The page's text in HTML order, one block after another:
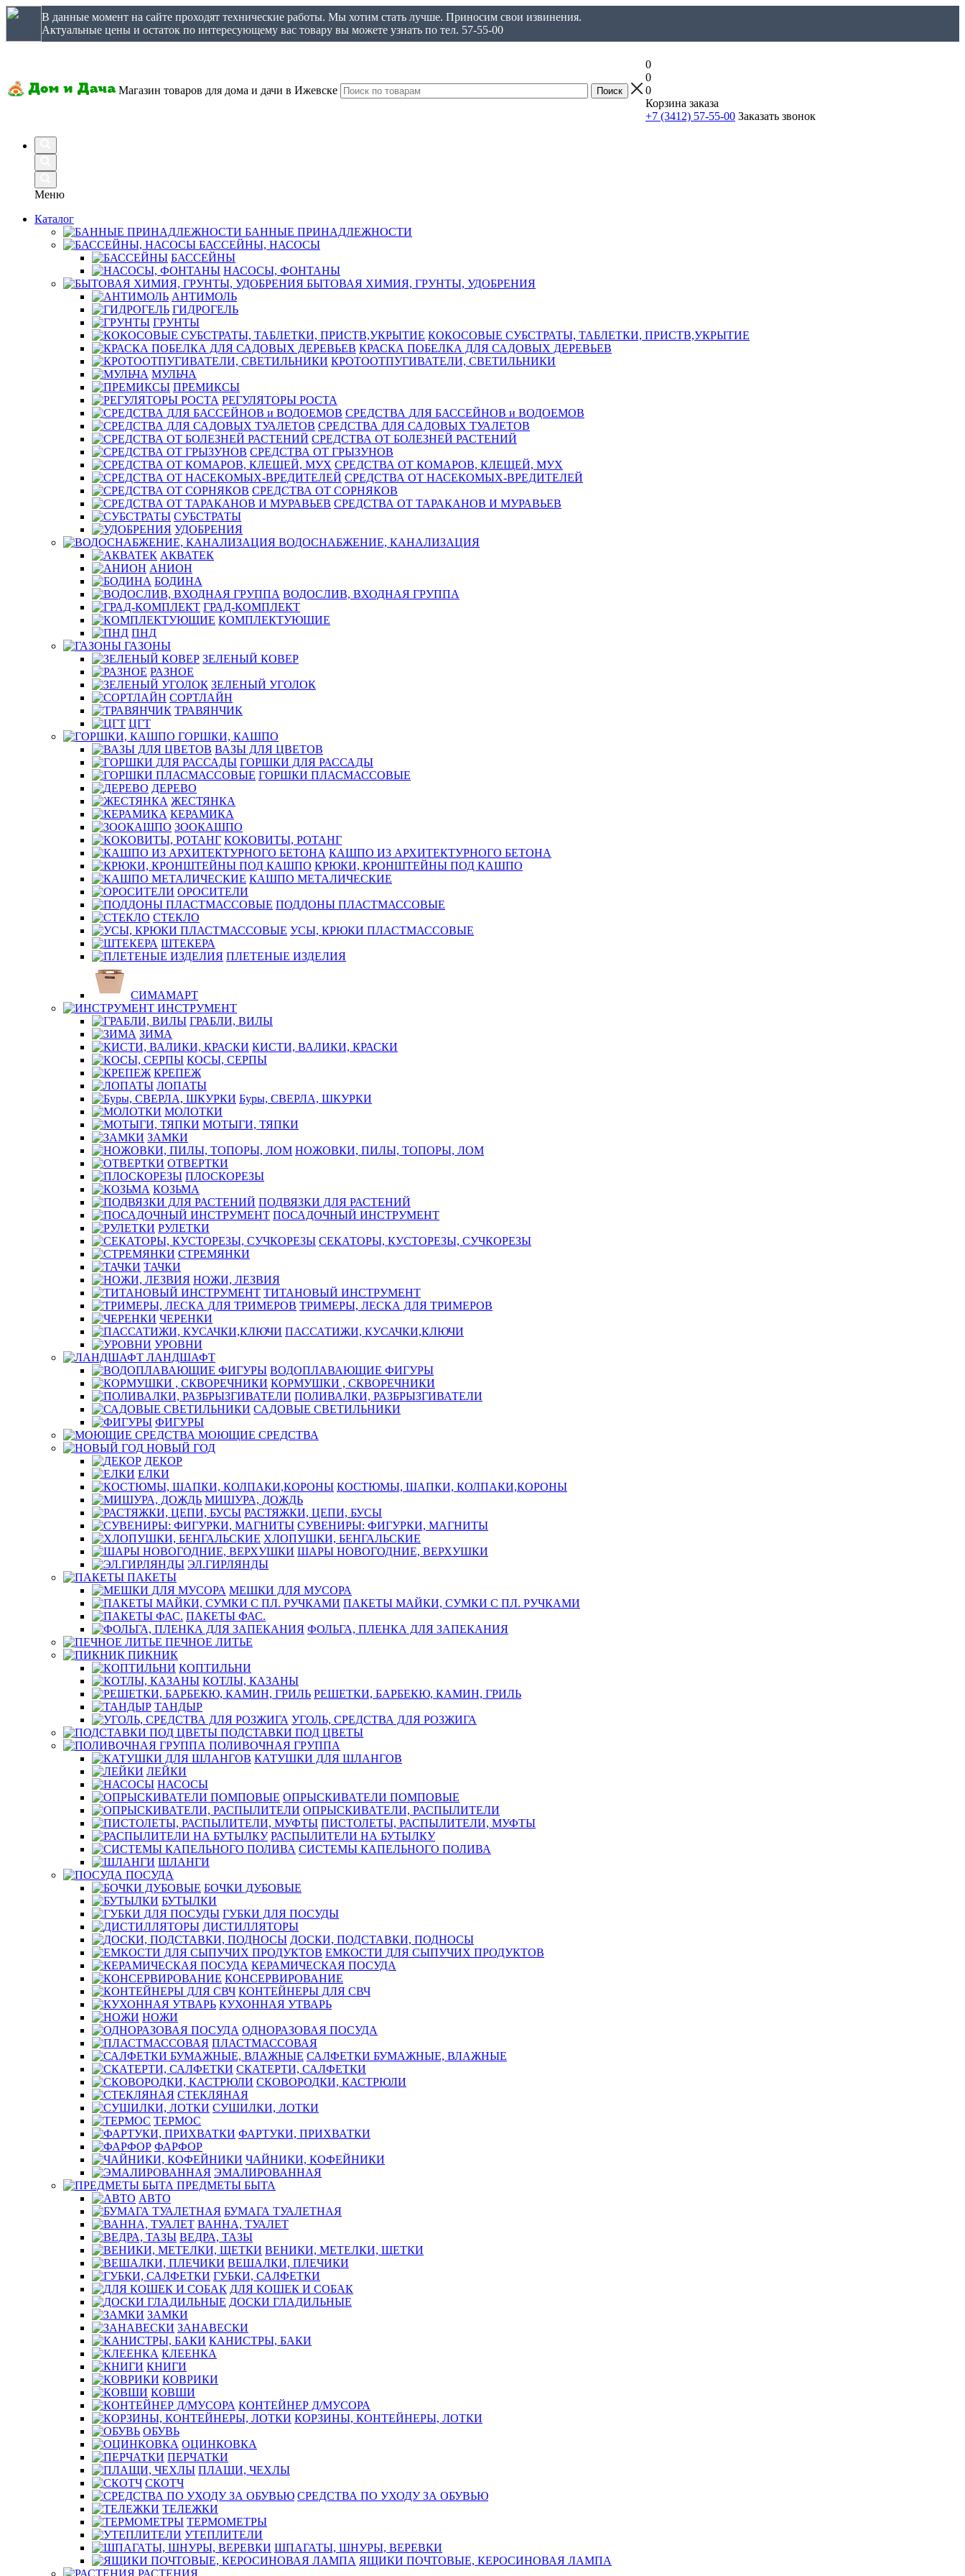
В данные момент на сайте проходят технические работы. Мы хотим стать лучше. Приносим свои извинения.
Актуальные цены и остаток по интересующему вас товару вы можете узнать по тел. 57-55-00
Магазин товаров для дома и дачи в Ижевске
0
0
0
Корзина заказа
+7 (3412) 57-55-00 Заказать звонок
Меню
Каталог
БАННЫЕ ПРИНАДЛЕЖНОСТИ
БАССЕЙНЫ, НАСОСЫ
БАССЕЙНЫ
НАСОСЫ, ФОНТАНЫ
БЫТОВАЯ ХИМИЯ, ГРУНТЫ, УДОБРЕНИЯ
АНТИМОЛЬ
ГИДРОГЕЛЬ
ГРУНТЫ
КОКОСОВЫЕ СУБСТРАТЫ, ТАБЛЕТКИ, ПРИСТВ,УКРЫТИЕ
КРАСКА ПОБЕЛКА ДЛЯ САДОВЫХ ДЕРЕВЬЕВ
КРОТООТПУГИВАТЕЛИ, СВЕТИЛЬНИКИ
МУЛЬЧА
ПРЕМИКСЫ
РЕГУЛЯТОРЫ РОСТА
СРЕДСТВА ДЛЯ БАССЕЙНОВ и ВОДОЕМОВ
СРЕДСТВА ДЛЯ САДОВЫХ ТУАЛЕТОВ
СРЕДСТВА ОТ БОЛЕЗНЕЙ РАСТЕНИЙ
СРЕДСТВА ОТ ГРЫЗУНОВ
СРЕДСТВА ОТ КОМАРОВ, КЛЕЩЕЙ, МУХ
СРЕДСТВА ОТ НАСЕКОМЫХ-ВРЕДИТЕЛЕЙ
СРЕДСТВА ОТ СОРНЯКОВ
СРЕДСТВА ОТ ТАРАКАНОВ И МУРАВЬЕВ
СУБСТРАТЫ
УДОБРЕНИЯ
ВОДОСНАБЖЕНИЕ, КАНАЛИЗАЦИЯ
АКВАТЕК
АНИОН
БОДИНА
ВОДОСЛИВ, ВХОДНАЯ ГРУППА
ГРАД-КОМПЛЕКТ
КОМПЛЕКТУЮЩИЕ
ПНД
ГАЗОНЫ
ЗЕЛЕНЫЙ КОВЕР
РАЗНОЕ
ЗЕЛЕНЫЙ УГОЛОК
СОРТЛАЙН
ТРАВЯНЧИК
ЦГТ
ГОРШКИ, КАШПО
ВАЗЫ ДЛЯ ЦВЕТОВ
ГОРШКИ ДЛЯ РАССАДЫ
ГОРШКИ ПЛАСМАССОВЫЕ
ДЕРЕВО
ЖЕСТЯНКА
КЕРАМИКА
ЗООКАШПО
КОКОВИТЫ, РОТАНГ
КАШПО ИЗ АРХИТЕКТУРНОГО БЕТОНА
КРЮКИ, КРОНШТЕЙНЫ ПОД КАШПО
КАШПО МЕТАЛИЧЕСКИЕ
ОРОСИТЕЛИ
ПОДДОНЫ ПЛАСТМАССОВЫЕ
СТЕКЛО
УСЫ, КРЮКИ ПЛАСТМАССОВЫЕ
ШТЕКЕРА
ПЛЕТЕНЫЕ ИЗДЕЛИЯ
СИМАМАРТ
ИНСТРУМЕНТ
ГРАБЛИ, ВИЛЫ
ЗИМА
КИСТИ, ВАЛИКИ, КРАСКИ
КОСЫ, СЕРПЫ
КРЕПЕЖ
ЛОПАТЫ
Буры, СВЕРЛА, ШКУРКИ
МОЛОТКИ
МОТЫГИ, ТЯПКИ
ЗАМКИ
НОЖОВКИ, ПИЛЫ, ТОПОРЫ, ЛОМ
ОТВЕРТКИ
ПЛОСКОРЕЗЫ
КОЗЬМА
ПОДВЯЗКИ ДЛЯ РАСТЕНИЙ
ПОСАДОЧНЫЙ ИНСТРУМЕНТ
РУЛЕТКИ
СЕКАТОРЫ, КУСТОРЕЗЫ, СУЧКОРЕЗЫ
СТРЕМЯНКИ
ТАЧКИ
НОЖИ, ЛЕЗВИЯ
ТИТАНОВЫЙ ИНСТРУМЕНТ
ТРИМЕРЫ, ЛЕСКА ДЛЯ ТРИМЕРОВ
ЧЕРЕНКИ
ПАССАТИЖИ, КУСАЧКИ,КЛЮЧИ
УРОВНИ
ЛАНДШАФТ
ВОДОПЛАВАЮЩИЕ ФИГУРЫ
КОРМУШКИ , СКВОРЕЧНИКИ
ПОЛИВАЛКИ, РАЗБРЫЗГИВАТЕЛИ
САДОВЫЕ СВЕТИЛЬНИКИ
ФИГУРЫ
МОЮЩИЕ СРЕДСТВА
НОВЫЙ ГОД
ДЕКОР
ЕЛКИ
КОСТЮМЫ, ШАПКИ, КОЛПАКИ,КОРОНЫ
МИШУРА, ДОЖДЬ
РАСТЯЖКИ, ЦЕПИ, БУСЫ
СУВЕНИРЫ: ФИГУРКИ, МАГНИТЫ
ХЛОПУШКИ, БЕНГАЛЬСКИЕ
ШАРЫ НОВОГОДНИЕ, ВЕРХУШКИ
ЭЛ.ГИРЛЯНДЫ
ПАКЕТЫ
МЕШКИ ДЛЯ МУСОРА
ПАКЕТЫ МАЙКИ, СУМКИ С ПЛ. РУЧКАМИ
ПАКЕТЫ ФАС.
ФОЛЬГА, ПЛЕНКА ДЛЯ ЗАПЕКАНИЯ
ПЕЧНОЕ ЛИТЬЕ
ПИКНИК
КОПТИЛЬНИ
КОТЛЫ, КАЗАНЫ
РЕШЕТКИ, БАРБЕКЮ, КАМИН, ГРИЛЬ
ТАНДЫР
УГОЛЬ, СРЕДСТВА ДЛЯ РОЗЖИГА
ПОДСТАВКИ ПОД ЦВЕТЫ
ПОЛИВОЧНАЯ ГРУППА
КАТУШКИ ДЛЯ ШЛАНГОВ
ЛЕЙКИ
НАСОСЫ
ОПРЫСКИВАТЕЛИ ПОМПОВЫЕ
ОПРЫСКИВАТЕЛИ, РАСПЫЛИТЕЛИ
ПИСТОЛЕТЫ, РАСПЫЛИТЕЛИ, МУФТЫ
РАСПЫЛИТЕЛИ НА БУТЫЛКУ
СИСТЕМЫ КАПЕЛЬНОГО ПОЛИВА
ШЛАНГИ
ПОСУДА
БОЧКИ ДУБОВЫЕ
БУТЫЛКИ
ГУБКИ ДЛЯ ПОСУДЫ
ДИСТИЛЛЯТОРЫ
ДОСКИ, ПОДСТАВКИ, ПОДНОСЫ
ЕМКОСТИ ДЛЯ СЫПУЧИХ ПРОДУКТОВ
КЕРАМИЧЕСКАЯ ПОСУДА
КОНСЕРВИРОВАНИЕ
КОНТЕЙНЕРЫ ДЛЯ СВЧ
КУХОННАЯ УТВАРЬ
НОЖИ
ОДНОРАЗОВАЯ ПОСУДА
ПЛАСТМАССОВАЯ
САЛФЕТКИ БУМАЖНЫЕ, ВЛАЖНЫЕ
СКАТЕРТИ, САЛФЕТКИ
СКОВОРОДКИ, КАСТРЮЛИ
СТЕКЛЯНАЯ
СУШИЛКИ, ЛОТКИ
ТЕРМОС
ФАРТУКИ, ПРИХВАТКИ
ФАРФОР
ЧАЙНИКИ, КОФЕЙНИКИ
ЭМАЛИРОВАННАЯ
ПРЕДМЕТЫ БЫТА
АВТО
БУМАГА ТУАЛЕТНАЯ
ВАННА, ТУАЛЕТ
ВЕДРА, ТАЗЫ
ВЕНИКИ, МЕТЕЛКИ, ЩЕТКИ
ВЕШАЛКИ, ПЛЕЧИКИ
ГУБКИ, САЛФЕТКИ
ДЛЯ КОШЕК И СОБАК
ДОСКИ ГЛАДИЛЬНЫЕ
ЗАМКИ
ЗАНАВЕСКИ
КАНИСТРЫ, БАКИ
КЛЕЕНКА
КНИГИ
КОВРИКИ
КОВШИ
КОНТЕЙНЕР Д/МУСОРА
КОРЗИНЫ, КОНТЕЙНЕРЫ, ЛОТКИ
ОБУВЬ
ОЦИНКОВКА
ПЕРЧАТКИ
ПЛАЩИ, ЧЕХЛЫ
СКОТЧ
СРЕДСТВА ПО УХОДУ ЗА ОБУВЬЮ
ТЕЛЕЖКИ
ТЕРМОМЕТРЫ
УТЕПЛИТЕЛИ
ШПАГАТЫ, ШНУРЫ, ВЕРЕВКИ
ЯЩИКИ ПОЧТОВЫЕ, КЕРОСИНОВАЯ ЛАМПА
РАСТЕНИЯ